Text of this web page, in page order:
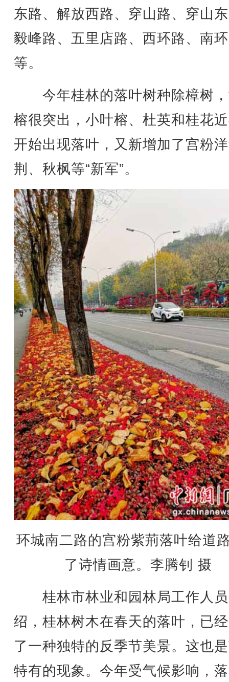
东路、解放西路、穿山路、穿山
毅峰路、五里店路、西环路、南
等。
今年桂林的落叶树种除樟树
榕很突出，小叶榕、杜英和桂花
开始出现落叶，又新增加了宫粉
荆、秋枫等“新军”。
环城南二路的宫粉紫荊落叶给道
了诗情画意。李腾钊 摄
桂林市林业和园林局工作人
绍，桂林树木在春天的落叶，已
了一种独特的反季节美景。这也
特有的现象。今年受气候影响，